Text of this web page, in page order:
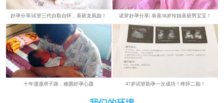
好孕分享|试管三代自取自怀，喜获龙凤胎！ 诺芽好孕分享| 恭喜38岁玲姐喜获男宝宝！
​​十年漫漫求子路，难圆好孕心愿 47岁试管助孕一次成功！终怀二胎！